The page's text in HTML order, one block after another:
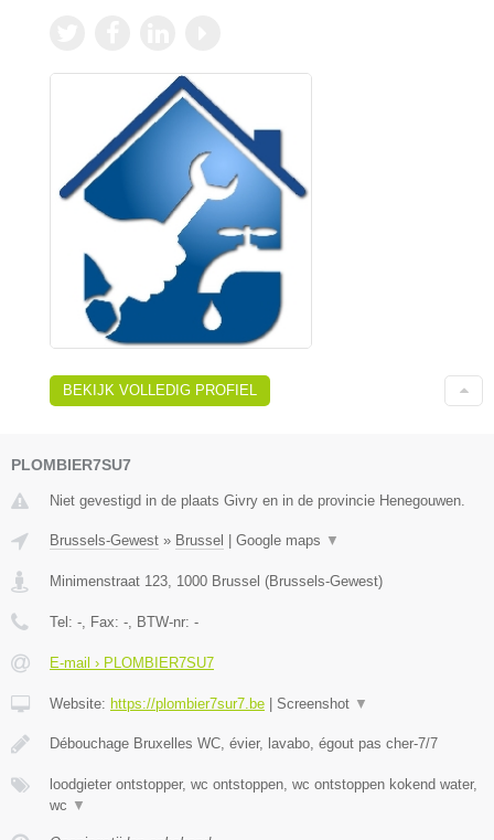
BEKIJK VOLLEDIG PROFIEL
PLOMBIER7SU7
Niet gevestigd in de plaats Givry en in de provincie Henegouwen.
Brussels-Gewest » Brussel | Google maps ▼
Minimenstraat 123 1000 Brussel (Brussels-Gewest)
Tel: - , Fax: - , BTW-nr: -
E-mail › PLOMBIER7SU7
Website: https://plombier7sur7.be | Screenshot ▼
Débouchage Bruxelles WC, évier, lavabo, égout pas cher-7/7
loodgieter ontstopper, wc ontstoppen, wc ontstoppen kokend water,
wc ▼